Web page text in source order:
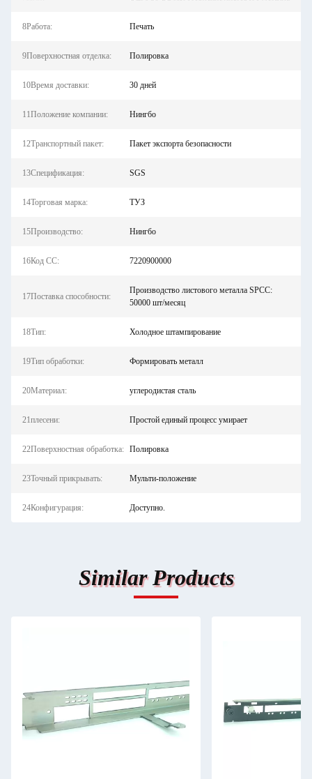
8Работа: Печать
9Поверхностная отделка: Полировка
10Время доставки: 30 дней
11Положение компании: Нингбо
12Транспортный пакет: Пакет экспорта безопасности
13Спецификация: SGS
14Торговая марка: ТУЗ
15Производство: Нингбо
16Код СС: 7220900000
17Поставка способности:
Производство листового металла SPCC:
50000 шт/месяц
18Тип: Холодное штампирование
19Тип обработки: Формировать металл
20Материал: углеродистая сталь
21плесени: Простой единый процесс умирает
22Поверхностная обработка: Полировка
23Точный прикрывать: Мульти-положение
24Конфигурация: Доступно.
Similar Products